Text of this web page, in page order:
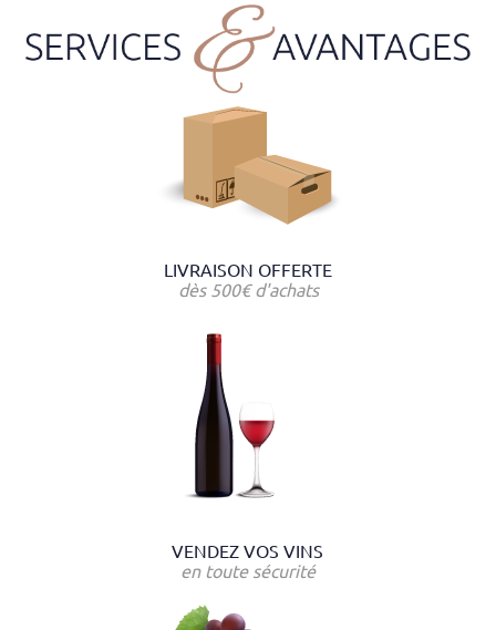
LIVRAISON OFFERTE
dès 500€ d'achats
VENDEZ VOS VINS
en toute sécurité